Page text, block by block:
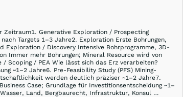
Zeitraum1. Generative Exploration / Prospecting
Targets 1–3 Jahre2. Exploration Erste Bohrungen,
Exploration / Discovery Intensive Bohrprogramme, 3D-
Immer mehr Bohrungen; Mineral Resource wird von
Scoping / PEA Wie lässt sich das Erz verarbeiten?
~1–2 Jahre6. Pre-Feasibility Study (PFS) Mining-
werden deutlich präziser ~1–2 Jahre7.
Case; Grundlage für Investitionsentscheidung ~1–
Land, Bergbaurecht, Infrastruktur, Konsul …